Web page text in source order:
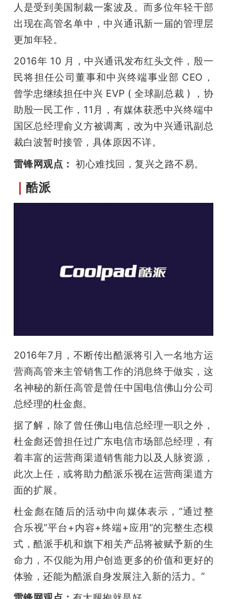
人是受到美国制裁一案波及。而多位年轻干部
出现在高管名单中，中兴通讯新一届的管理层
更加年轻。
2016年 10 月，中兴通讯发布红头文件，殷一
民将担任公司董事和中兴终端事业部 CEO，
曾学忠继续担任中兴 EVP ( 全球副总裁 ) ，协
助殷一民工作，11月，有媒体获悉中兴终端中
国区总经理俞义方被调离，改为中兴通讯副总
裁白波暂时接管，具体原因不详。
雷锋网观点： 初心难找回，复兴之路不易。
｜酷派
2016年7月，不断传出酷派将引入一名地方运
营商高管来主管销售工作的消息终于做实，这
名神秘的新任高管是曾任中国电信佛山分公司
总经理的杜金彪。
据了解，除了曾任佛山电信总经理一职之外，
杜金彪还曾担任过广东电信市场部总经理，有
着丰富的运营商渠道销售能力以及人脉资源，
此次上任，或将助力酷派乐视在运营商渠道方
面的扩展。
杜金彪在随后的活动中向媒体表示，“通过整
合乐视“平台+内容+终端+应用”的完整生态模
式，酷派手机和旗下相关产品将被赋予新的生
命力，不仅能为用户创造更多的价值和更好的
体验，还能为酷派自身发展注入新的活力。”